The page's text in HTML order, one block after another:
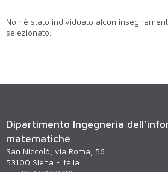
Non è stato individuato alcun
selezionato.
Dipartimento Ingegneria
matematiche
San Niccolò, via Roma, 56
53100 Siena - Italia